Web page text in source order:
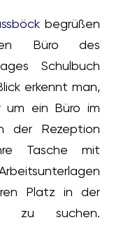
begrüßen
Büro des
Schulbuch
erkennt man,
um ein Büro im
der Rezeption
Tasche mit
Platz in der
zu suchen.